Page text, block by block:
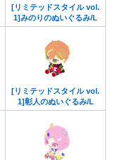
[リミテッドスタイル vol.
1]みのりのぬいぐるみ/L
[リミテッドスタイル vol.
1]彰人のぬいぐるみ/L